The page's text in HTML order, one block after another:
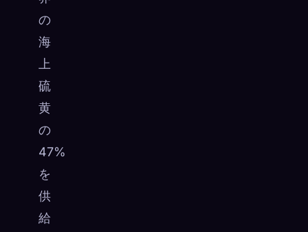
の
海
上
硫
黄
の
47%
を
供
給